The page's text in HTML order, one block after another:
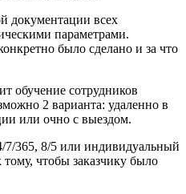
документации всех
параметрами.
было сделано и за что
обучение сотрудников
2 варианта: удаленно в
или очно с выездом.
7/365, 8/5 или индивидуальный
чтобы заказчику было